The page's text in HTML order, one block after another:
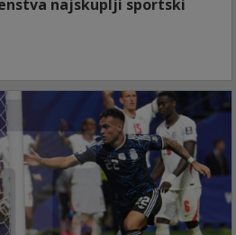
najskuplji sportski